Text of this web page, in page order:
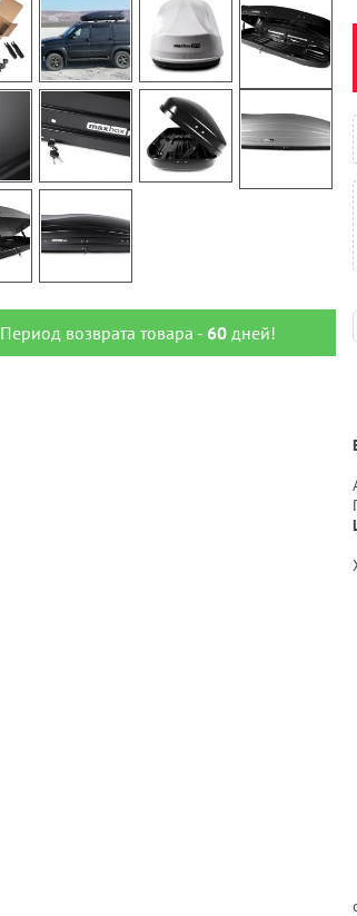
Период возврата товара - 60дней!